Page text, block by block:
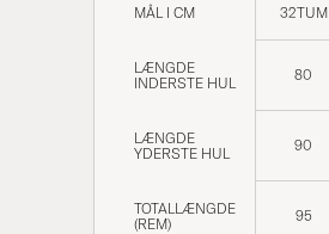
MÅL I CM 32TUM
LÆNGDE
INDERSTE HUL
80
LÆNGDE
YDERSTE HUL
90
TOTALLÆNGDE
(REM)
95